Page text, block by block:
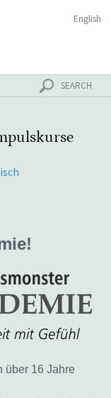
SEARCH
English
über 16 Jahre